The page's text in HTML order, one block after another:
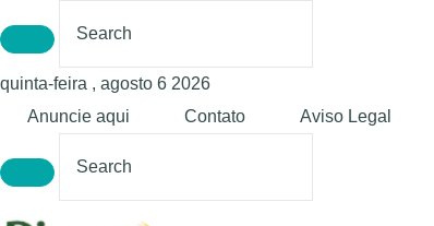
quinta-feira , agosto 6 2026
Anuncie aqui
Contato Aviso Legal